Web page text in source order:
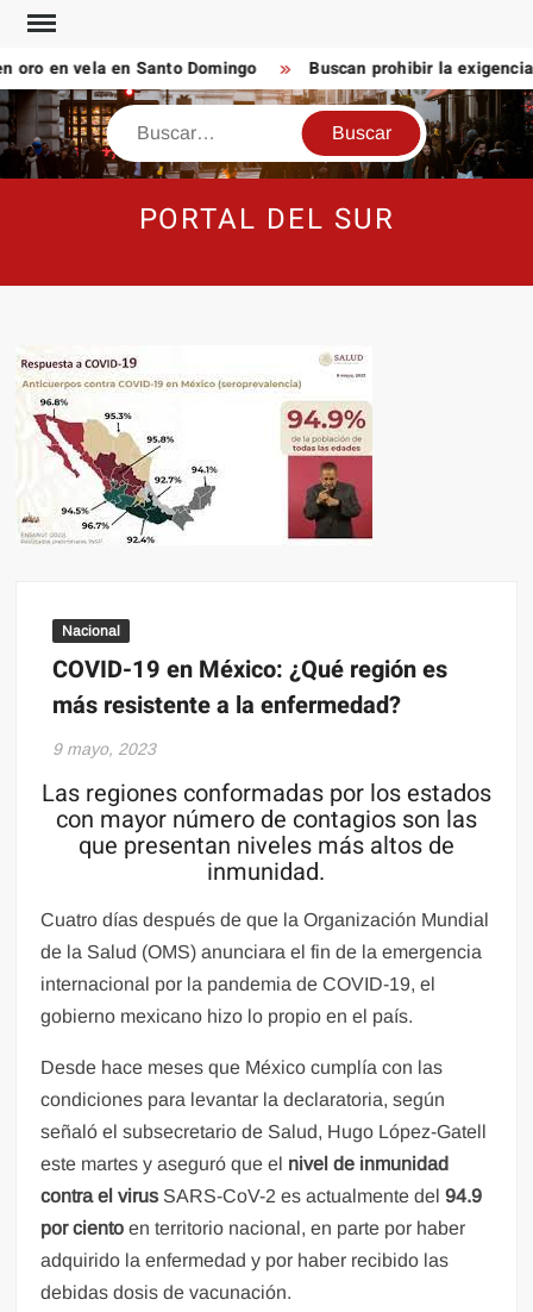
Saltar
contenido
en vela en Santo Domingo Buscan prohibir la exigencia
Buscar
PORTAL DEL SUR
Nacional
COVID-19 en México: ¿Qué región es
más resistente a la enfermedad?
9 mayo, 2023
Las regiones conformadas por los estados
con mayor número de contagios son las
que presentan niveles más altos de
inmunidad.
Cuatro días después de que la Organización Mundial
de la Salud (OMS) anunciara el fin de la emergencia
internacional por la pandemia de COVID-19, el
gobierno mexicano hizo lo propio en el país.
Desde hace meses que México cumplía con las
condiciones para levantar la declaratoria, según
señaló el subsecretario de Salud, Hugo López-Gatell
este martes y aseguró que el nivel de inmunidad
contra el virus SARS-CoV-2 es actualmente del94.9
por cientoen territorio nacional, en parte por haber
adquirido la enfermedad y por haber recibido las
debidas dosis de vacunación.